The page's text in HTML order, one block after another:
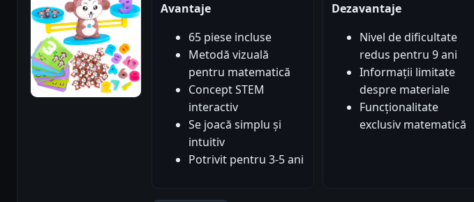
Avantaje
65 piese incluse
Metodă vizuală
pentru matematică
Concept STEM
interactiv
Se joacă simplu și
intuitiv
Potrivit pentru 3-5 ani
Dezavantaje
Nivel de dificultate
redus pentru 9 ani
Informații limitate
despre materiale
Funcționalitate
exclusiv matematică